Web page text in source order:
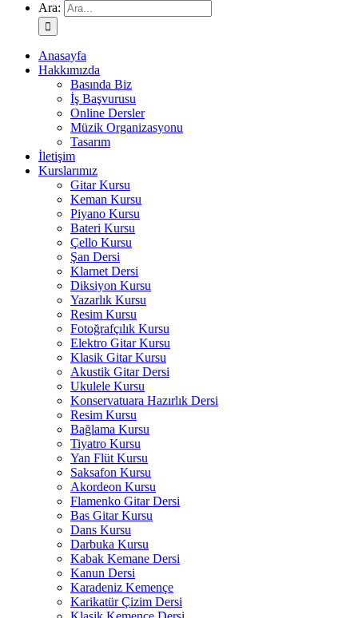
Ara:
Anasayfa
Hakkımızda
Basında Biz
İş Başvurusu
Online Dersler
Müzik Organizasyonu
Tasarım
İletişim
Kurslarımız
Gitar Kursu
Keman Kursu
Piyano Kursu
Bateri Kursu
Çello Kursu
Şan Dersi
Klarnet Dersi
Diksiyon Kursu
Yazarlık Kursu
Resim Kursu
Fotoğrafçılık Kursu
Elektro Gitar Kursu
Klasik Gitar Kursu
Akustik Gitar Dersi
Ukulele Kursu
Konservatuara Hazırlık Dersi
Resim Kursu
Bağlama Kursu
Tiyatro Kursu
Yan Flüt Kursu
Saksafon Kursu
Akordeon Kursu
Flamenko Gitar Dersi
Bas Gitar Kursu
Dans Kursu
Darbuka Kursu
Kabak Kemane Dersi
Kanun Dersi
Karadeniz Kemençe
Karikatür Çizim Dersi